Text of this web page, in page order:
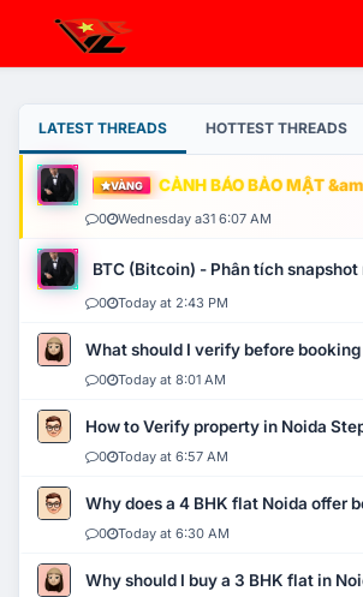
LATEST THREADS HOTTEST THREADS
VÀNG CẢNH BÁO BẢO MẬT
0 Wednesday a31 6:07 AM
BTC (Bitcoin) - Phân tích
0 Today at 2:43 PM
What should I verify before booking
0 Today at 8:01 AM
How to Verify property in Noida
0 Today at 6:57 AM
Why does a 4 BHK flat Noida offer
0 Today at 6:30 AM
Why should I buy a 3 BHK flat in